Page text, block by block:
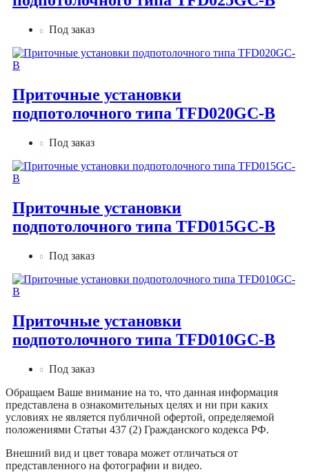
Под заказ
Приточные установки
подпотолочного типа TFD020GC-B
Под заказ
Приточные установки
подпотолочного типа TFD015GC-B
Под заказ
Приточные установки
подпотолочного типа TFD010GC-B
Под заказ
Обращаем Ваше внимание на то, что данная информация
представлена в ознакомительных целях и ни при каких
условиях не является публичной офертой, определяемой
положениями Статьи 437 (2) Гражданского кодекса РФ.
Внешний вид и цвет товара может отличаться от
представленного на фотографии и видео.